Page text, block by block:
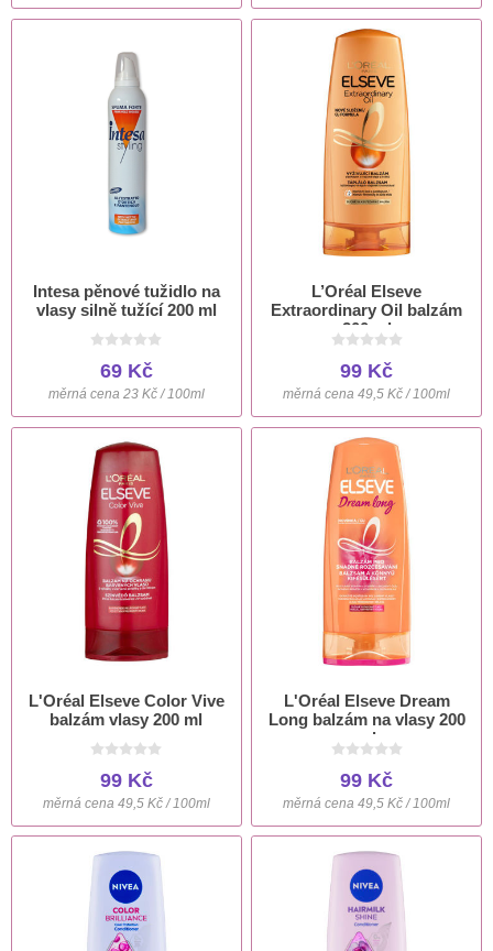
Intesa pěnové tužidlo na
vlasy silně tužící 200 ml
69 Kč
měrná cena 23 Kč / 100ml
L’Oréal Elseve
Extraordinary Oil balzám
200 ml
99 Kč
měrná cena 49,5 Kč / 100ml
L'Oréal Elseve Color Vive
balzám vlasy 200 ml
99 Kč
měrná cena 49,5 Kč / 100ml
L'Oréal Elseve Dream
Long balzám na vlasy 200
ml
99 Kč
měrná cena 49,5 Kč / 100ml